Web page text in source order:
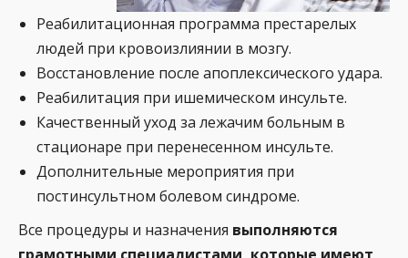
Реабилитационная программа престарелых
людей при кровоизлиянии в мозгу.
Восстановление после апоплексического удара.
Реабилитация при ишемическом инсульте.
Качественный уход за лежачим больным в
стационаре при перенесенном инсульте.
Дополнительные мероприятия при
постинсультном болевом синдроме.
Все процедуры и назначения выполняются